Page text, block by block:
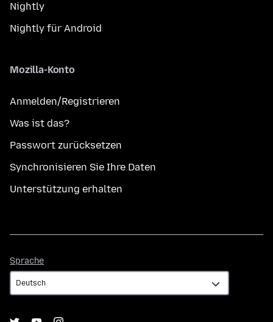
Nightly
Nightly für Android
Mozilla-Konto
Anmelden/Registrieren
Was ist das?
Passwort zurücksetzen
Synchronisieren Sie Ihre Daten
Unterstützung erhalten
Sprache